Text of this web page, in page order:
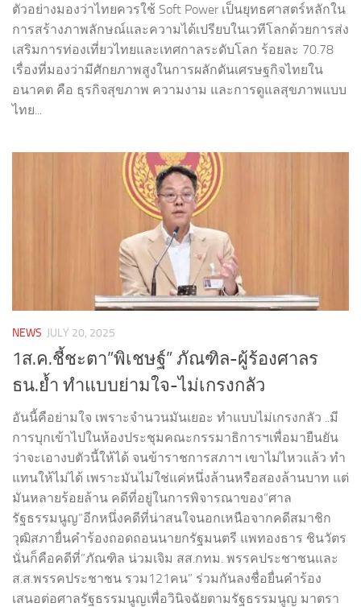
ตัวอย่างมองว่าไทยควรใช้ Soft Power เป็นยุทธศาสตร์หลักใน
การสร้างภาพลักษณ์และความได้เปรียบในเวทีโลกด้วยการส่ง
เสริมการท่องเที่ยวไทยและเทศกาลระดับโลก ร้อยละ 70.78
เรื่องที่มองว่ามีศักยภาพสูงในการผลักดันเศรษฐกิจไทยใน
อนาคต คือ ธุรกิจสุขภาพ ความงาม และการดูแลสุขภาพแบบ
ไทย...
NEWS JULY 20, 2025
1ส.ค.ชี้ชะตา”พิเชษฐ์” ภัณฑิล-ผู้ร้องศาลร
ธน.ย้ำ ทำแบบย่ามใจ-ไม่เกรงกลัว
อันนี้คือย่ามใจ เพราะจำนวนมันเยอะ ทำแบบไม่เกรงกลัว ..มี
การบุกเข้าไปในห้องประชุมคณะกรรมาธิการฯเพื่อมายืนยัน
ว่าจะเอางบตัวนี้ให้ได้ จนข้าราชการสภาฯ เขาไม่ไหวแล้ว ทำ
แทนให้ไม่ได้ เพราะมันไม่ใช่แค่หนึ่งล้านหรือสองล้านบาท แต่
มันหลายร้อยล้าน คดีที่อยู่ในการพิจารณาของ”ศาล
รัฐธรรมนูญ”อีกหนึ่งคดีที่น่าสนใจนอกเหนือจากคดีสมาชิก
วุฒิสภายื่นคำร้องถอดถอนนายกรัฐมนตรี แพทองธาร ชินวัตร
นั่นก็คือคดีที่”ภัณฑิล น่วมเจิม สส.กทม. พรรคประชาชนและ
ส.ส.พรรคประชาชน รวม121คน” ร่วมกันลงชื่อยื่นคำร้อง
เสนอต่อศาลรัฐธรรมนูญเพื่อวินิจฉัยตามรัฐธรรมนูญ มาตรา